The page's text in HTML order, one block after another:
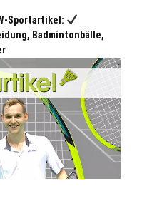
Sportartikel:
Badmintonbälle,